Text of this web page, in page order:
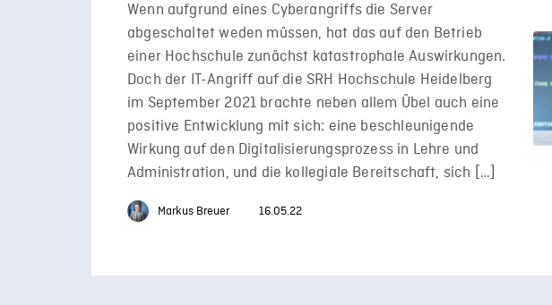
Wenn aufgrund eines Cyberangriffs die Server
abgeschaltet weden müssen, hat das auf den Betrieb
einer Hochschule zunächst katastrophale Auswirkungen.
Doch der IT-Angriff auf die SRH Hochschule Heidelberg
im September 2021 brachte neben allem Übel auch eine
positive Entwicklung mit sich: eine beschleunigende
Wirkung auf den Digitalisierungsprozess in Lehre und
Administration, und die kollegiale Bereitschaft, sich […]
Markus Breuer 16.05.22